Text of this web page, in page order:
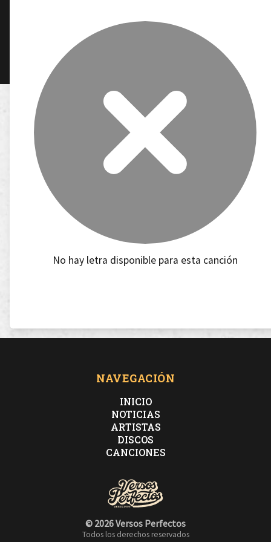
No hay letra disponible para esta canción
NAVEGACIÓN
INICIO
NOTICIAS
ARTISTAS
DISCOS
CANCIONES
© 2026 Versos Perfectos
Todos los derechos reservados